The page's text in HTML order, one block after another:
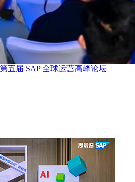
五届 SAP 全球运营高峰论坛